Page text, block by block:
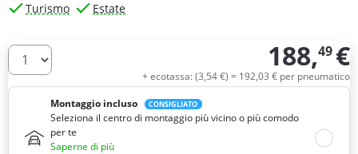
Turismo Estate
Quantità 188,49 €
+ ecotassa: (3,54€) = 192,03 € per pneumatico
Montaggio incluso
CONSIGLIATO
Seleziona il centro di montaggio più vicino o più comodo
per te
Saperne di più